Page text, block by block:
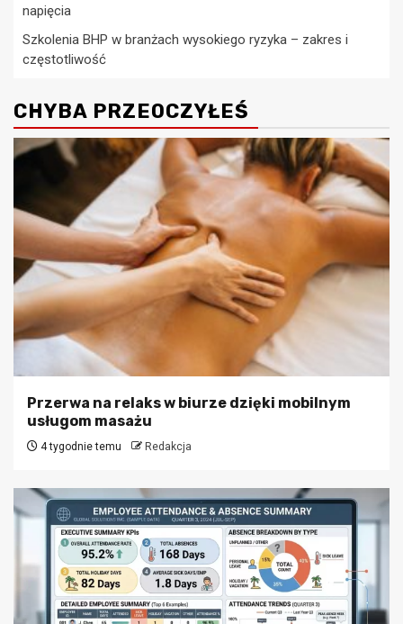
napięcia
Szkolenia BHP w branżach wysokiego ryzyka – zakres i
częstotliwość
CHYBA PRZEOCZYŁEŚ
Przerwa na relaks w biurze dzięki mobilnym
usługom masażu
4 tygodnie temu Redakcja